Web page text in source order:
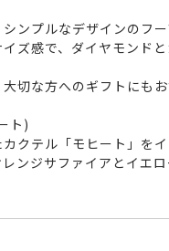
ンプルなデザインのフー
ズ感で、ダイヤモンド
切な方へのギフトにもお
ト)
クテル「モヒート」をイ
ンジサファイアとイエ